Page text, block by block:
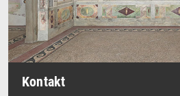
Kontakt